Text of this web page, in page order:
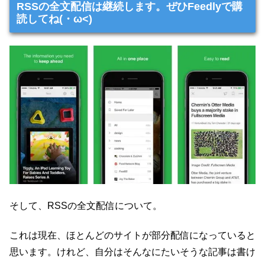
RSSの全文配信は継続します。ぜひFeedlyで購
読してね(・ω<)
そして、RSSの全文配信について。
これは現在、ほとんどのサイトが部分配信になっていると
思います。けれど、自分はそんなにたいそうな記事は書け